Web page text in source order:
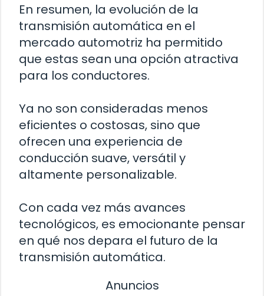
En resumen, la evolución de la
transmisión automática en el
mercado automotriz ha permitido
que estas sean una opción atractiva
para los conductores.
Ya no son consideradas menos
eficientes o costosas, sino que
ofrecen una experiencia de
conducción suave, versátil y
altamente personalizable.
Con cada vez más avances
tecnológicos, es emocionante pensar
en qué nos depara el futuro de la
transmisión automática.
Anuncios